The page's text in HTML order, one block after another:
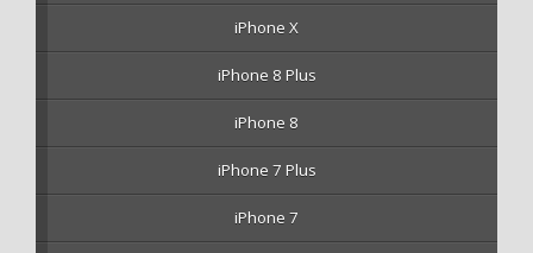
iPhone X
iPhone 8 Plus
iPhone 8
iPhone 7 Plus
iPhone 7